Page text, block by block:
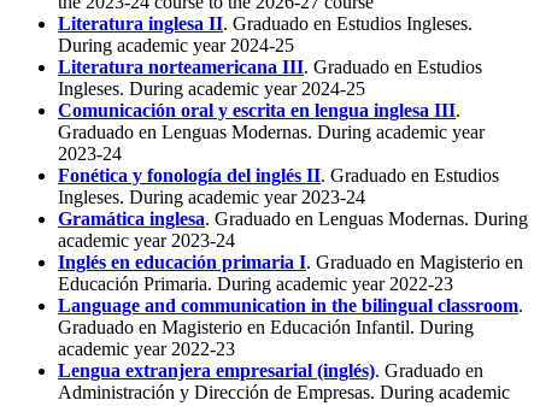
Literatura inglesa II. Graduado en Estudios Ingleses.
During academic year 2024-25
Literatura norteamericana III. Graduado en Estudios
Ingleses. During academic year 2024-25
Comunicación oral y escrita en lengua inglesa III.
Graduado en Lenguas Modernas. During academic year
2023-24
Fonética y fonología del inglés II. Graduado en Estudios
Ingleses. During academic year 2023-24
Gramática inglesa. Graduado en Lenguas Modernas. During
academic year 2023-24
Inglés en educación primaria I. Graduado en Magisterio en
Educación Primaria. During academic year 2022-23
Language and communication in the bilingual classroom.
Graduado en Magisterio en Educación Infantil. During
academic year 2022-23
Lengua extranjera empresarial (inglés). Graduado en
Administración y Dirección de Empresas. During academic